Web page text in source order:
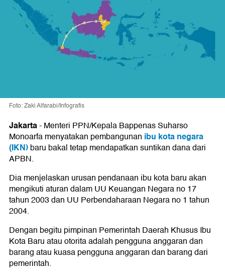
Foto: Zaki Alfarabi/Infografis
Jakarta-Menteri PPN/Kepala Bappenas Suharso
Monoarfa menyatakan pembangunan ibu kota negara
(IKN)baru bakal tetap mendapatkan suntikan dana dari
APBN.
Dia menjelaskan urusan pendanaan ibu kota baru akan
mengikuti aturan dalam UU Keuangan Negara no 17
tahun 2003 dan UU Perbendaharaan Negara no 1 tahun
2004.
Dengan begitu pimpinan Pemerintah Daerah Khusus Ibu
Kota Baru atau otorita adalah pengguna anggaran dan
barang atau kuasa pengguna anggaran dan barang dari
pemerintah.